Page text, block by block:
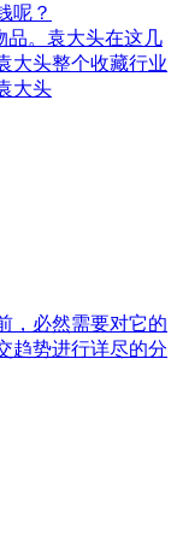
呢？
品。袁大头在这几
大头整个收藏行业
大头
，必然需要对它的
趋势进行详尽的分